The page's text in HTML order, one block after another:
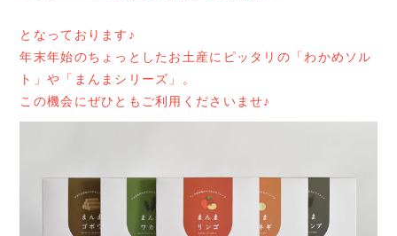
となっております♪
年末年始のちょっとしたお土産にピッタリの「わかめソル
ト」や「まんまシリーズ」。
この機会にぜひともご利用くださいませ♪